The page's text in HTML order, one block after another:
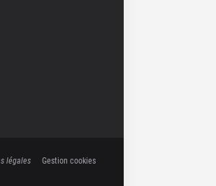
légales Gestion cookies